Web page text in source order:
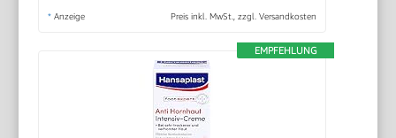
* Anzeige Preis inkl. MwSt., zzgl. Versandkosten
EMPFEHLUNG